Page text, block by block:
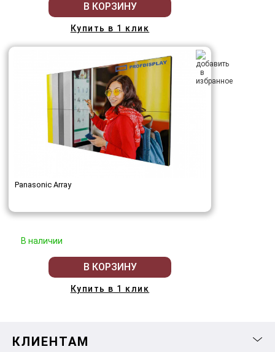
В КОРЗИНУ
Купить в 1 клик
Panasonic Array
В наличии
В КОРЗИНУ
Купить в 1 клик
КЛИЕНТАМ